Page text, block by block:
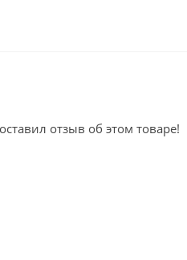
отзыв об этом товаре!